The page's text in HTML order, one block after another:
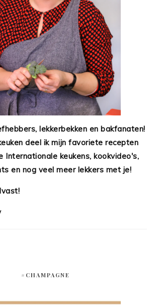
lekkerbekken en bakfanaten!
deel ik mijn favoriete recepten
Internationale keukens, kookvideo's,
en nog veel meer lekkers met je!
#CHAMPAGNE